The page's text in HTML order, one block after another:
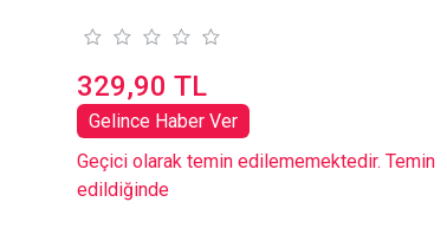
329,90 TL
Gelince Haber Ver
Geçici olarak temin edilememektedir. Temin
edildiğinde